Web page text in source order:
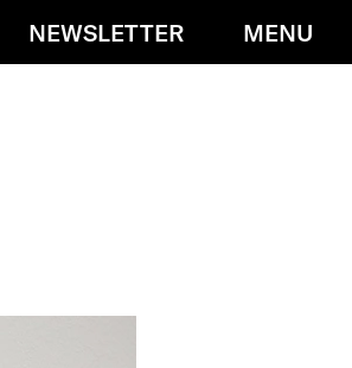
SucheNEWSLETTER MENU